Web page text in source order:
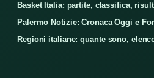
Basket Italia: partite, classifica,
Palermo Notizie: Cronaca Oggi e
Regioni italiane: quante sono,